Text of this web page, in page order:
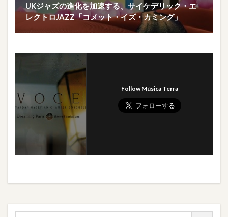
UKジャズの進化を加速する、サイケデリック・エ
レクトロJAZZ「コメット・イズ・カミング」
Follow Música Terra